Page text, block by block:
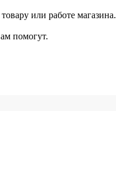
или работе магазина.
помогут.